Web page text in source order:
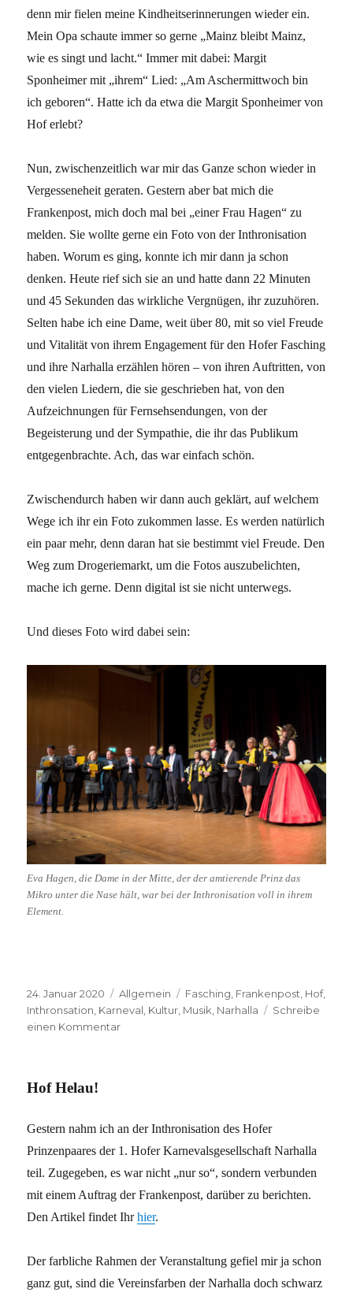
denn mir fielen meine Kindheitserinnerungen wieder ein.
Mein Opa schaute immer so gerne „Mainz bleibt Mainz,
wie es singt und lacht.“ Immer mit dabei: Margit
Sponheimer mit „ihrem“ Lied: „Am Aschermittwoch bin
ich geboren“. Hatte ich da etwa die Margit Sponheimer von
Hof erlebt?
Nun, zwischenzeitlich war mir das Ganze schon wieder in
Vergesseneheit geraten. Gestern aber bat mich die
Frankenpost, mich doch mal bei „einer Frau Hagen“ zu
melden. Sie wollte gerne ein Foto von der Inthronisation
haben. Worum es ging, konnte ich mir dann ja schon
denken. Heute rief sich sie an und hatte dann 22 Minuten
und 45 Sekunden das wirkliche Vergnügen, ihr zuzuhören.
Selten habe ich eine Dame, weit über 80, mit so viel Freude
und Vitalität von ihrem Engagement für den Hofer Fasching
und ihre Narhalla erzählen hören – von ihren Auftritten, von
den vielen Liedern, die sie geschrieben hat, von den
Aufzeichnungen für Fernsehsendungen, von der
Begeisterung und der Sympathie, die ihr das Publikum
entgegenbrachte. Ach, das war einfach schön.
Zwischendurch haben wir dann auch geklärt, auf welchem
Wege ich ihr ein Foto zukommen lasse. Es werden natürlich
ein paar mehr, denn daran hat sie bestimmt viel Freude. Den
Weg zum Drogeriemarkt, um die Fotos auszubelichten,
mache ich gerne. Denn digital ist sie nicht unterwegs.
Und dieses Foto wird dabei sein:
Eva Hagen, die Dame in der Mitte, der der amtierende Prinz das
Mikro unter die Nase hält, war bei der Inthronisation voll in ihrem
Element.
Veröffentlicht
am
24. Januar 2020 Kategorien
Allgemein Schlagwörter
Fasching, Frankenpost, Hof,
Inthronsation, Karneval, Kultur, Musik, Narhalla
Schreibe
einen Kommentarzu
Hof Helau!
Gestern nahm ich an der Inthronisation des Hofer
Prinzenpaares der 1. Hofer Karnevalsgesellschaft Narhalla
teil. Zugegeben, es war nicht „nur so“, sondern verbunden
mit einem Auftrag der Frankenpost, darüber zu berichten.
Den Artikel findet Ihrhier.
Der farbliche Rahmen der Veranstaltung gefiel mir ja schon
ganz gut, sind die Vereinsfarben der Narhalla doch schwarz